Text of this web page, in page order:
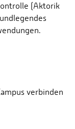
(Aktorik
verbinden